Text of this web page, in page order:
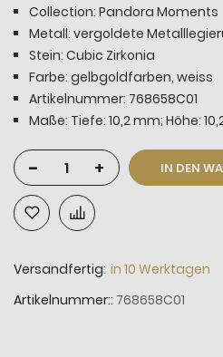
Collection: Pandora Moments
Metall: vergoldete
Stein: Cubic Zirkonia
Farbe: gelbgoldfarben, weiss
Artikelnummer: 768658C01
Maße: Tiefe: 10,2 mm; Höhe:
- + IN DEN
Versandfertig: in 10 Werktagen
Artikelnummer: 768658C01